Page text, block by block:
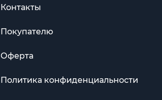
Контакты
Покупателю
Оферта
Политика конфиденциальности